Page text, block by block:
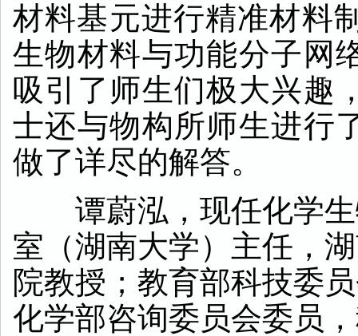
材料基元进行精准材料
生物材料与功能分子网
吸引了师生们极大兴趣
士还与物构所师生进行
做了详尽的解答。
谭蔚泓，现任化学
室（湖南大学）主任，
院教授；教育部科技委
化学部咨询委员会委员